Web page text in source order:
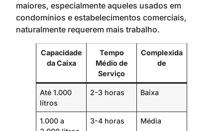
maiores, especialmente aqueles usados em
condomínios e estabelecimentos comerciais,
naturalmente requerem mais trabalho.
Capacidade
da Caixa
Tempo
Médio de
Serviço
Complexida
de
Até 1.000
litros
2-3 horas Baixa
1.000 a
3-4 horas Média